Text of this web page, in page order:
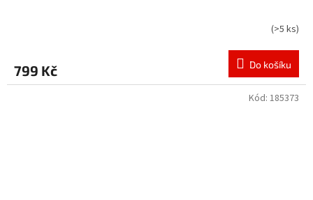
(>5 ks)
799 Kč Do košíku
Kód: 185373